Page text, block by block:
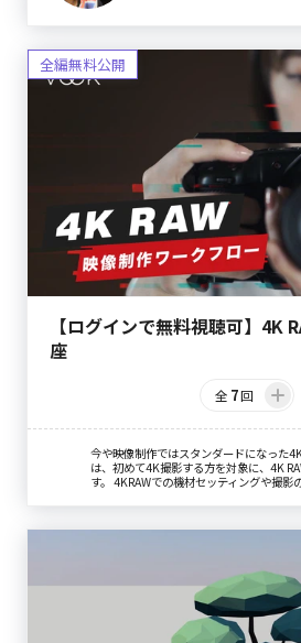
【ログインで無料視聴可】4K
座
全 7回
今や映像制作ではスタンダードになった
は、初めて4K撮影する方を対象に、4K
す。 4KRAWでの機材セッティングや撮影